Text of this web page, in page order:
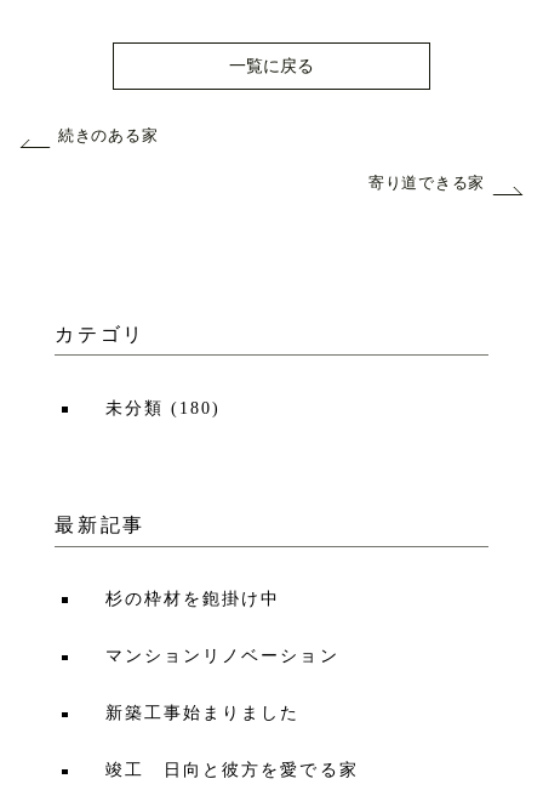
一覧に戻る
続きのある家
寄り道できる家
カテゴリ
未分類 ( 180)
最新記事
杉の枠材を鉋掛け中
マンションリノベーション
新築工事始まりました
竣工 日向と彼方を愛でる家